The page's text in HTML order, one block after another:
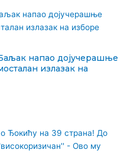
напао дојучерашње
излазак на